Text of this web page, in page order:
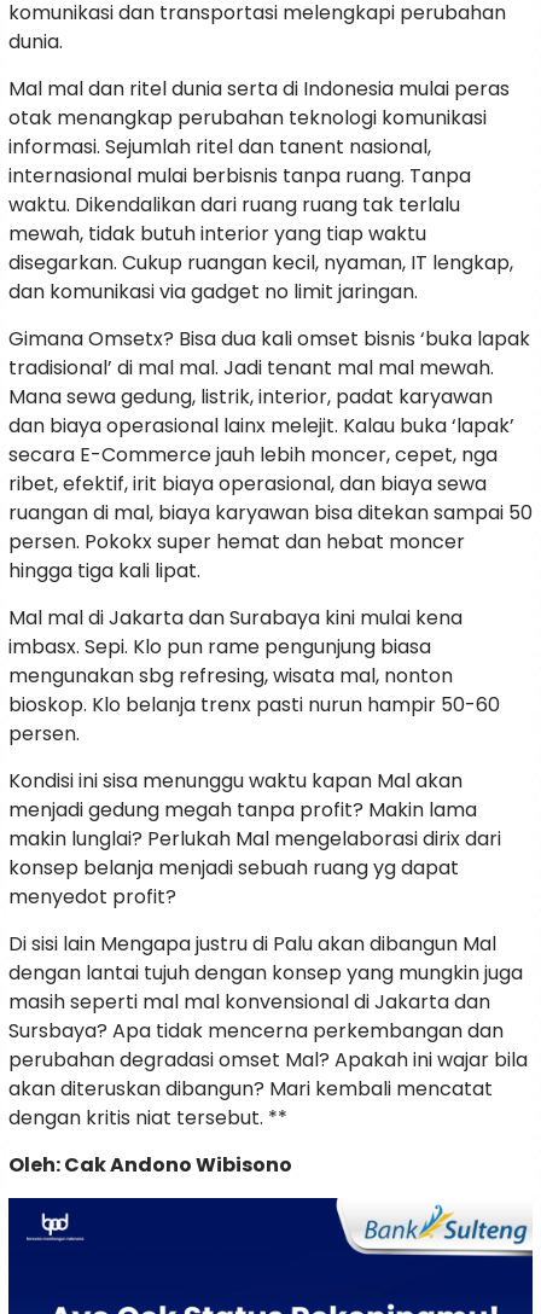
komunikasi dan transportasi melengkapi perubahan
dunia.
Mal mal dan ritel dunia serta di Indonesia mulai peras
otak menangkap perubahan teknologi komunikasi
informasi. Sejumlah ritel dan tanent nasional,
internasional mulai berbisnis tanpa ruang. Tanpa
waktu. Dikendalikan dari ruang ruang tak terlalu
mewah, tidak butuh interior yang tiap waktu
disegarkan. Cukup ruangan kecil, nyaman, IT lengkap,
dan komunikasi via gadget no limit jaringan.
Gimana Omsetx? Bisa dua kali omset bisnis ‘buka lapak
tradisional’ di mal mal. Jadi tenant mal mal mewah.
Mana sewa gedung, listrik, interior, padat karyawan
dan biaya operasional lainx melejit. Kalau buka ‘lapak’
secara E-Commerce jauh lebih moncer, cepet, nga
ribet, efektif, irit biaya operasional, dan biaya sewa
ruangan di mal, biaya karyawan bisa ditekan sampai 50
persen. Pokokx super hemat dan hebat moncer
hingga tiga kali lipat.
Mal mal di Jakarta dan Surabaya kini mulai kena
imbasx. Sepi. Klo pun rame pengunjung biasa
mengunakan sbg refresing, wisata mal, nonton
bioskop. Klo belanja trenx pasti nurun hampir 50-60
persen.
Kondisi ini sisa menunggu waktu kapan Mal akan
menjadi gedung megah tanpa profit? Makin lama
makin lunglai? Perlukah Mal mengelaborasi dirix dari
konsep belanja menjadi sebuah ruang yg dapat
menyedot profit?
Di sisi lain Mengapa justru di Palu akan dibangun Mal
dengan lantai tujuh dengan konsep yang mungkin juga
masih seperti mal mal konvensional di Jakarta dan
Sursbaya? Apa tidak mencerna perkembangan dan
perubahan degradasi omset Mal? Apakah ini wajar bila
akan diteruskan dibangun? Mari kembali mencatat
dengan kritis niat tersebut. **
Oleh: Cak Andono Wibisono